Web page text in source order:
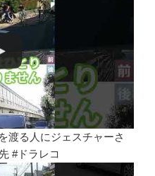
渡る人にジェスチャーさ
#ドラレコ